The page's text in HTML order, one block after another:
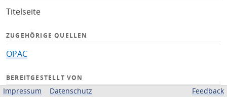
Titelseite
ZUGEHÖRIGE QUELLEN
OPAC
BEREITGESTELLT VON
Impressum Datenschutz Feedback